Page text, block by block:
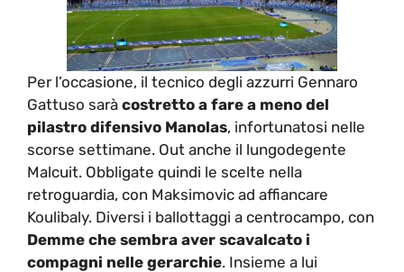
Per l’occasione, il tecnico degli azzurri Gennaro
Gattuso sarà costretto a fare a meno del
pilastro difensivo Manolas, infortunatosi nelle
scorse settimane. Out anche il lungodegente
Malcuit. Obbligate quindi le scelte nella
retroguardia, con Maksimovic ad affiancare
Koulibaly. Diversi i ballottaggi a centrocampo, con
Demme che sembra aver scavalcato i
compagni nelle gerarchie. Insieme a lui